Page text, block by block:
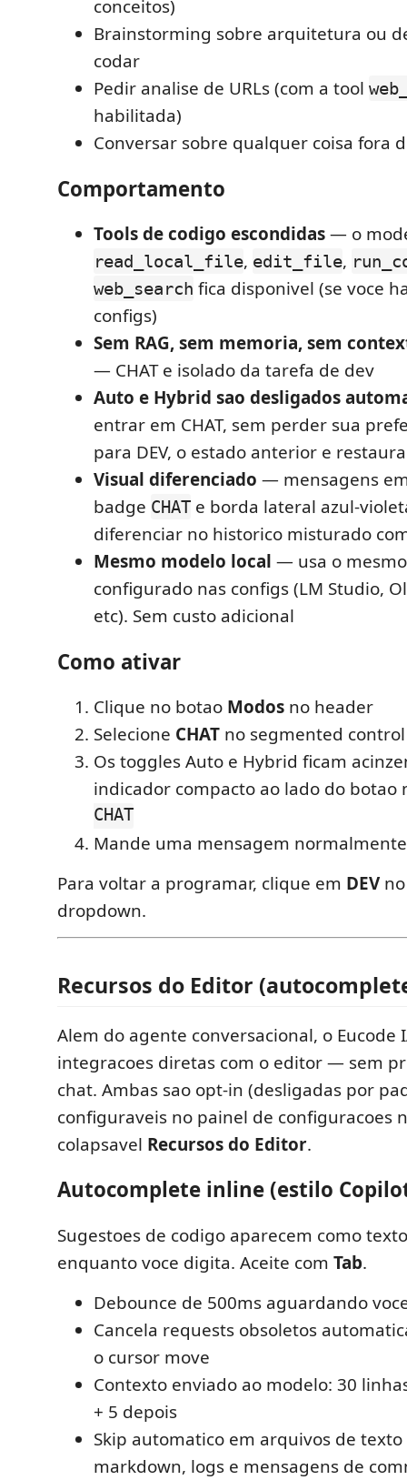
conceitos)
Brainstorming sobre arquitetura ou
codar
Pedir analise de URLs (com a tool
habilitada)
Conversar sobre qualquer coisa fora
Comportamento
Tools de codigo escondidas— o
read_local_file, edit_file,
web_search fica disponivel (se voce
configs)
Sem RAG, sem memoria, sem
— CHAT e isolado da tarefa de dev
Auto e Hybrid sao desligados
entrar em CHAT, sem perder sua
para DEV, o estado anterior e
Visual diferenciado — mensagens
badge CHAT e borda lateral azul-
diferenciar no historico misturado
Mesmo modelo local — usa o
configurado nas configs (LM Studio,
etc). Sem custo adicional
Como ativar
Clique no botao Modos no header
Selecione CHAT no segmented control
Os toggles Auto e Hybrid ficam
indicador compacto ao lado do
CHAT
Mande uma mensagem normalmente
Para voltar a programar, clique em DEVno
dropdown.
Recursos do Editor
Alem do agente conversacional, o Eucode
integracoes diretas com o editor — sem
chat. Ambas sao opt-in (desligadas por
configuraveis no painel de configuracoes
colapsavel Recursos do Editor.
Autocomplete inline (estilo
Sugestoes de codigo aparecem como
enquanto voce digita. Aceite com Tab.
Debounce de 500ms aguardando
Cancela requests obsoletos
o cursor move
Contexto enviado ao modelo: 30
+ 5 depois
Skip automatico em arquivos de
markdown, logs e mensagens de